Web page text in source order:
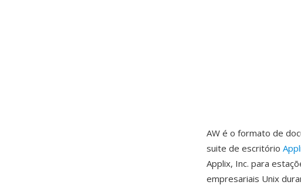
AW é o formato de
suite de escritório
Applix, Inc. para
empresariais Unix